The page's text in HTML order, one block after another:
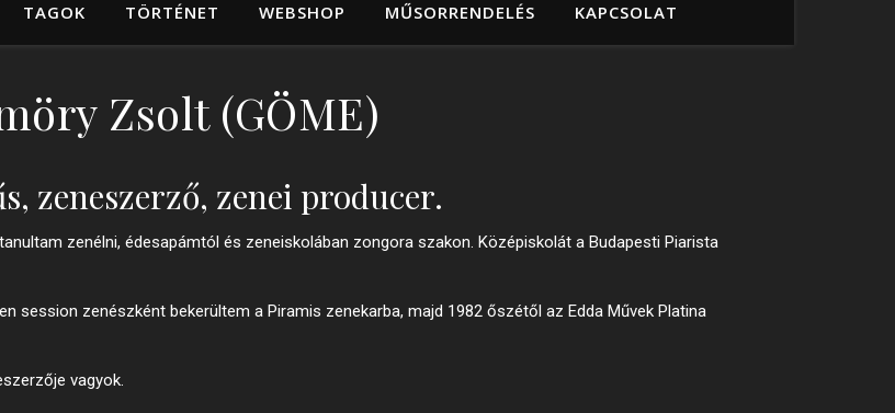
TAGOK TÖRTÉNET WEBSHOP MŰSORRENDELÉS KAPCSOLAT
Zsolt (GÖME)
zeneszerző, zenei producer.
zenélni, édesapámtól és zeneiskolában zongora szakon. Középiskolát a Budapesti Piarista
session zenészként bekerültem a Piramis zenekarba, majd 1982 őszétől az Edda Művek Platina
vagyok.